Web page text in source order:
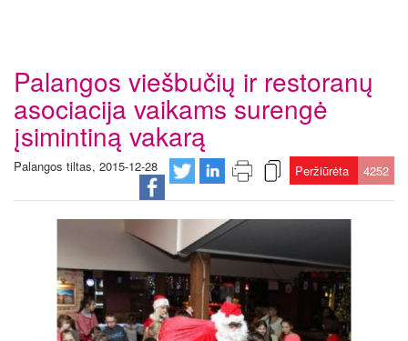
Palangos viešbučių ir restoranų
asociacija vaikams surengė
įsimintiną vakarą
Palangos tiltas, 2015-12-28 Peržiūrėta 4252